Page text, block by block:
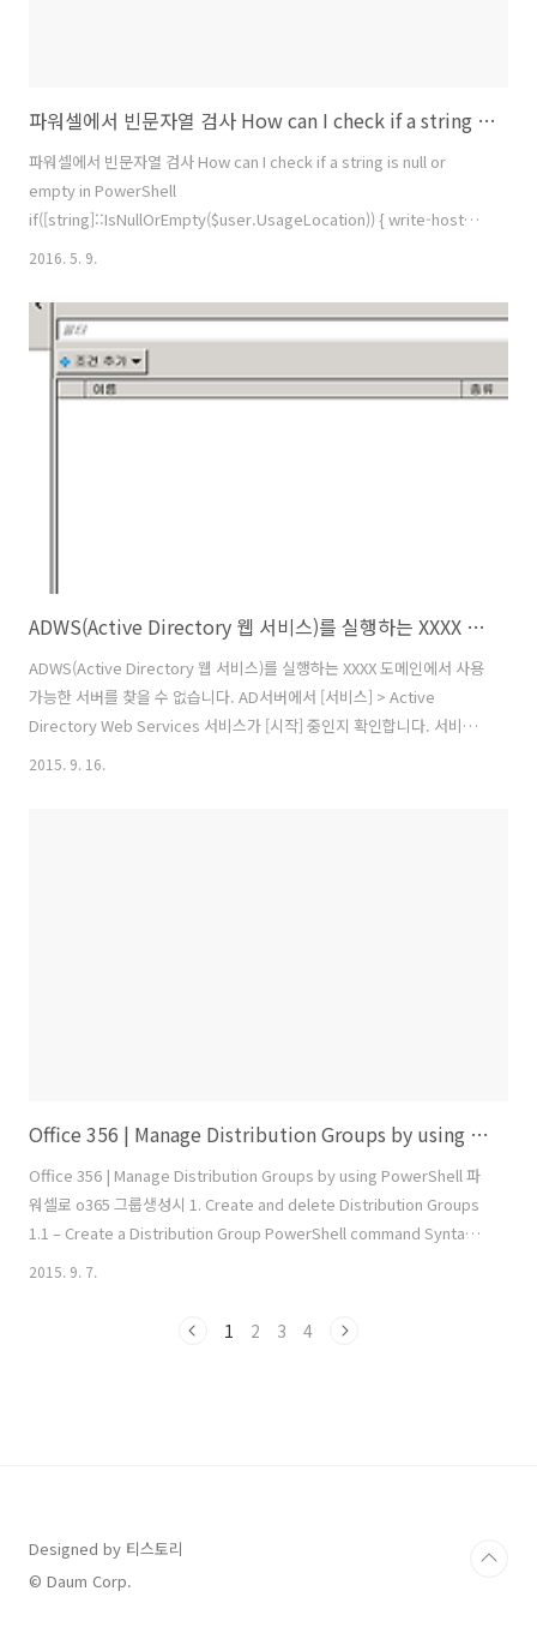
파워셀에서 빈문자열 검사 How can I check if a string is null or empty in PowerShell
파워셀에서 빈문자열 검사 How can I check if a string is null or
empty in PowerShell
if([string]::IsNullOrEmpty($user.UsageLocation)) { write-host
'a';}else{ write-host 'b';} O365 라이센스 지정체크도 이렇게 빈문자
http://stackoverflow.com/questions/13738634/how-can-i-
check-if-a-string-is-null-or-empty-in-powershell
2016. 5. 9.
ADWS(Active Directory 웹 서비스)를 실행하는 XXXX 도메인에서 사용 가능한 서버를 찾을 수 없습니다.
ADWS(Active Directory 웹 서비스)를 실행하는 XXXX 도메인에서 사용
가능한 서버를 찾을 수 없습니다. AD서버에서 [서비스] > Active
Directory Web Services 서비스가 [시작] 중인지 확인합니다. 서비스
가 동작중이면 문제가 없습니다 ^^
2015. 9. 16.
Office 356 | Manage Distribution Groups by using PowerShell
Office 356 | Manage Distribution Groups by using PowerShell 파
워셀로 o365 그룹생성시 1. Create and delete Distribution Groups
1.1 – Create a Distribution Group PowerShell command Syntax
PowerShell 1 New-DistributionGroup -Name "" PowerShell
"DL USA" 1.2 – Create a Distribution Group + Details PowerShell
2015. 9. 7.
1 2 3 4
Designed by 티스토리
© Daum Corp.